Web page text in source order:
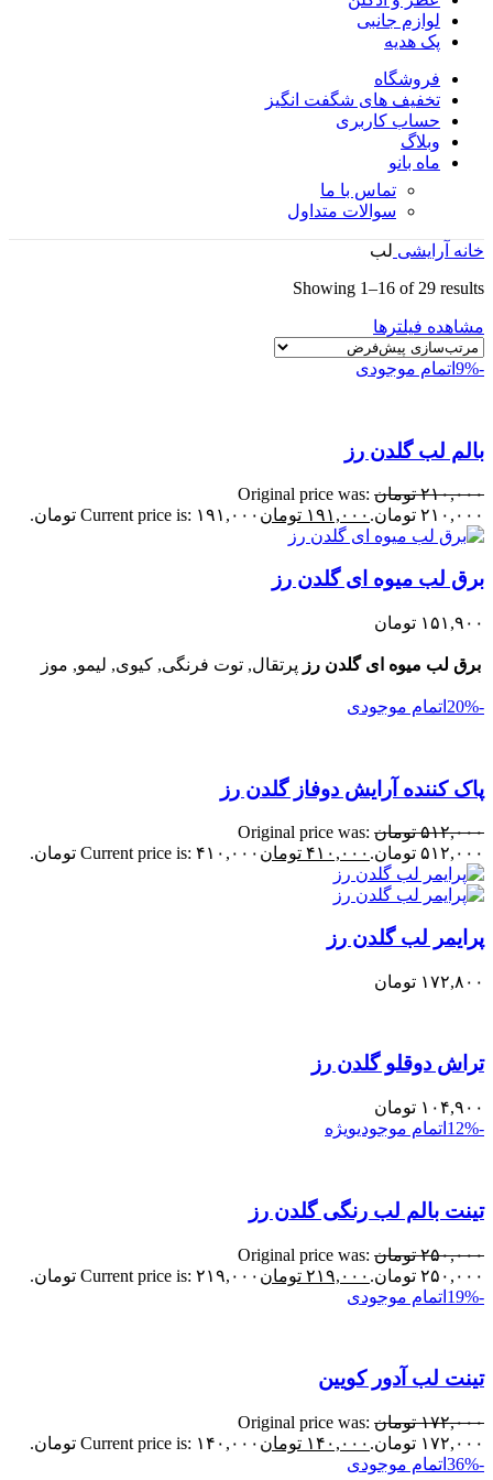
لوازم جانبی
پک هدیه
فروشگاه
تخفیف های شگفت انگیز
حساب کاربری
وبلاگ
ماه بانو
تماس با ما
سوالات متداول
خانه آرایشی لب
Showing 1–16 of 29 results
مشاهده فیلترها
-9% اتمام موجودی
بالم لب گلدن رز
۲۱۰,۰۰۰ تومان Original price was:
۲۱۰,۰۰۰ تومان.
۱۹۱,۰۰۰ تومان Current price is: ۱۹۱,۰۰۰ تومان.
برق لب میوه ای گلدن رز
۱۵۱,۹۰۰ تومان
برق لب میوه ای گلدن رز پرتقال, توت فرنگی, کیوی, لیمو, موز
-20% اتمام موجودی
پاک کننده آرایش دوفاز گلدن رز
۵۱۲,۰۰۰ تومان Original price was:
۵۱۲,۰۰۰ تومان.
۴۱۰,۰۰۰ تومان Current price is: ۴۱۰,۰۰۰ تومان.
پرایمر لب گلدن رز
۱۷۲,۸۰۰ تومان
تراش دوقلو گلدن رز
۱۰۴,۹۰۰ تومان
-12%
اتمام موجودیویژه
تینت بالم لب رنگی گلدن رز
۲۵۰,۰۰۰ تومان Original price was:
۲۵۰,۰۰۰ تومان.
۲۱۹,۰۰۰ تومان Current price is: ۲۱۹,۰۰۰ تومان.
-19%
اتمام موجودی
تینت لب آدور کویین
۱۷۲,۰۰۰ تومان Original price was:
۱۷۲,۰۰۰ تومان.
۱۴۰,۰۰۰ تومان Current price is: ۱۴۰,۰۰۰ تومان.
-36%
اتمام موجودی